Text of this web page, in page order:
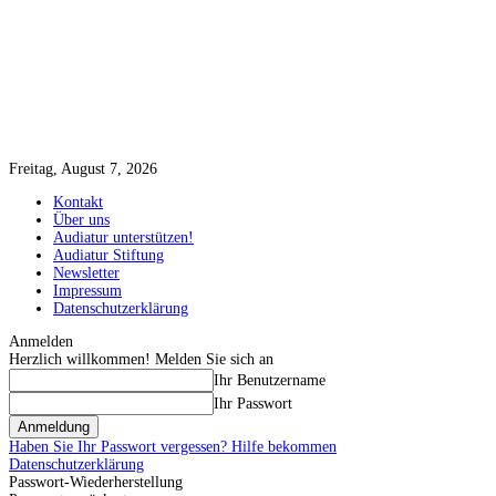
Freitag, August 7, 2026
Kontakt
Über uns
Audiatur unterstützen!
Audiatur Stiftung
Newsletter
Impressum
Datenschutzerklärung
Anmelden
Herzlich willkommen! Melden Sie sich an
Ihr Benutzername
Ihr Passwort
Haben Sie Ihr Passwort vergessen? Hilfe bekommen
Datenschutzerklärung
Passwort-Wiederherstellung